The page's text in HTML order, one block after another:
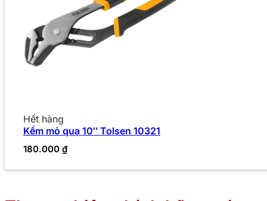
Hết hàng
Kềm mỏ quạ 10″ Tolsen 10321
180.000 ₫